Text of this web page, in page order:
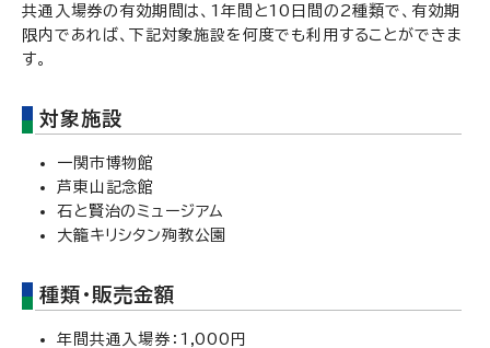
共通入場券の有効期間は、1年間と10日間の2種類で、有効期
限内であれば、下記対象施設を何度でも利用することができま
す。
対象施設
一関市博物館
芦東山記念館
石と賢治のミュージアム
大籠キリシタン殉教公園
種類・販売金額
年間共通入場券：1,000円